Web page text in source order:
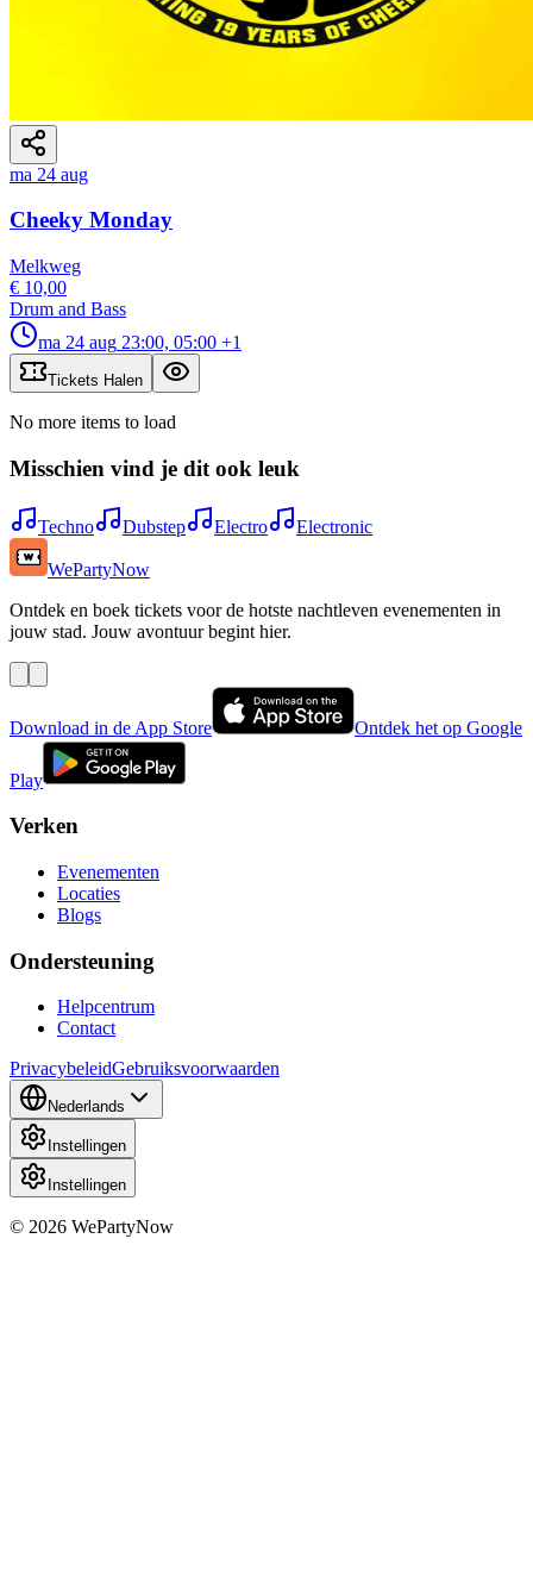
ma 24 aug
Cheeky Monday
Melkweg
€ 10,00
Drum and Bass
ma 24 aug 23:00, 05:00 +1
Tickets Halen
No more items to load
Misschien vind je dit ook leuk
Techno Dubstep Electro Electronic
WePartyNow
Ontdek en boek tickets voor de hotste nachtleven evenementen in
jouw stad. Jouw avontuur begint hier.
Download in de App Store Ontdek het op Google
Play
Verken
Evenementen
Locaties
Blogs
Ondersteuning
Helpcentrum
Contact
PrivacybeleidGebruiksvoorwaarden
Nederlands
Instellingen
Instellingen
© 2026 WePartyNow